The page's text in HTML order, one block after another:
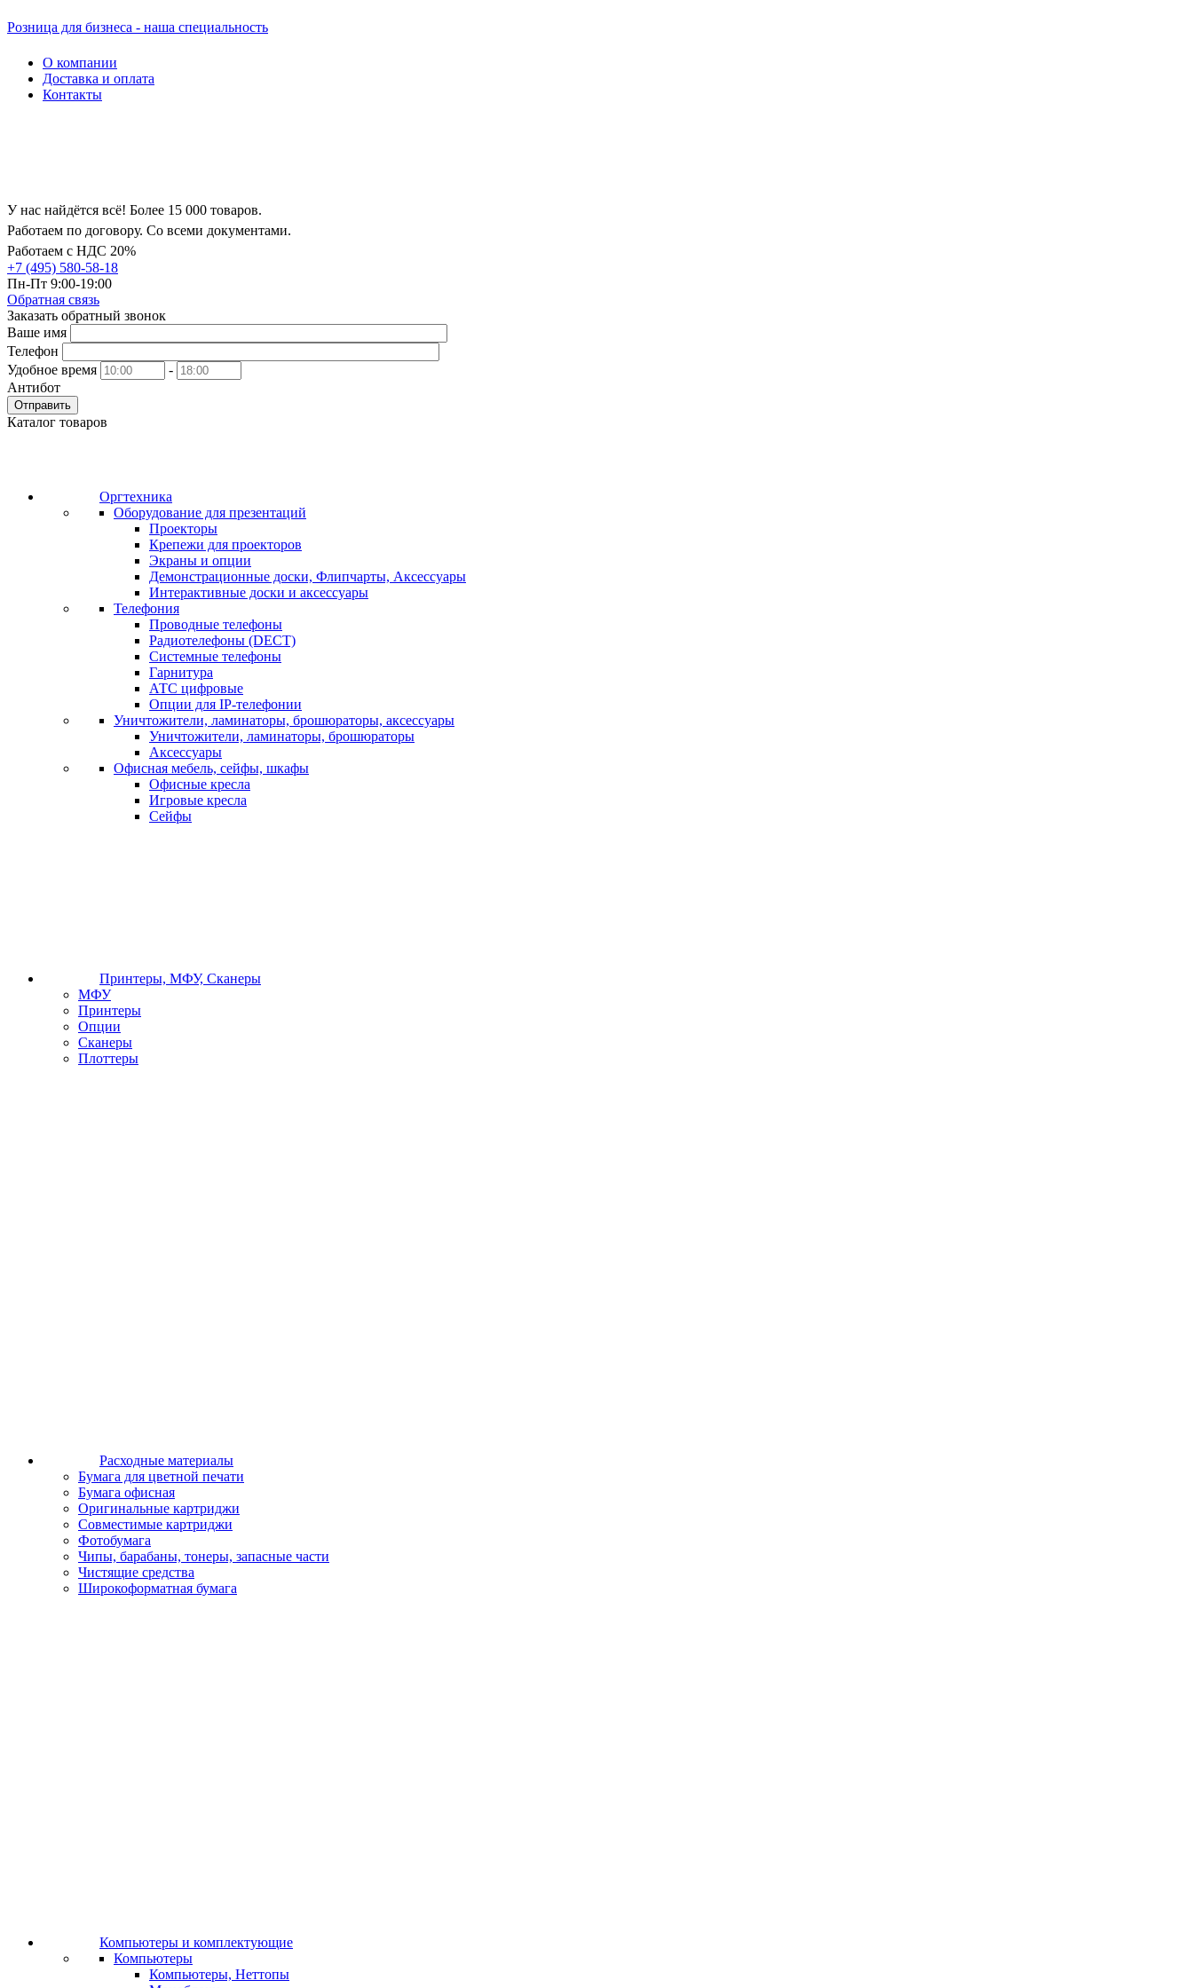
Розница для бизнеса - наша специальность
О компании
Доставка и оплата
Контакты
У нас найдётся всё! Более 15 000 товаров.
Работаем по договору. Со всеми документами.
Работаем с НДС 20%
+7 (495) 580-58-18
Пн-Пт 9:00-19:00
Обратная связь
Заказать обратный звонок
Ваше имя
Телефон
Удобное время
-
Антибот
Отправить
Каталог товаров
Оргтехника
Оборудование для презентаций
Проекторы
Крепежи для проекторов
Экраны и опции
Демонстрационные доски, Флипчарты, Аксессуары
Интерактивные доски и аксессуары
Телефония
Проводные телефоны
Радиотелефоны (DECT)
Системные телефоны
Гарнитура
АТС цифровые
Опции для IP-телефонии
Уничтожители, ламинаторы, брошюраторы, аксессуары
Уничтожители, ламинаторы, брошюраторы
Аксессуары
Офисная мебель, сейфы, шкафы
Офисные кресла
Игровые кресла
Сейфы
Принтеры, МФУ, Сканеры
МФУ
Принтеры
Опции
Сканеры
Плоттеры
Расходные материалы
Бумага для цветной печати
Бумага офисная
Оригинальные картриджи
Совместимые картриджи
Фотобумага
Чипы, барабаны, тонеры, запасные части
Чистящие средства
Широкоформатная бумага
Компьютеры и комплектующие
Компьютеры
Компьютеры, Неттопы